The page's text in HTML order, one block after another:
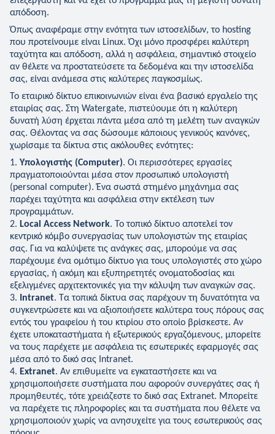
απόδοση.
Όπως αναφέραμε στην ενότητα των ιστοσελίδων, το hosting
που προτείνουμε είναι Linux. Όχι μόνο προσφέρει καλύτερη
ταχύτητα και απόδοση, αλλά η ασφάλεια, σημαντικό στοιχείο
αν θέλετε να προστατεύσετε τα δεδομένα και την ιστοσελίδα
σας, είναι ανάμεσα στις καλύτερες παγκοσμίως.
Το εταιρικό δίκτυο επικοινωνιών είναι ένα βασικό εργαλείο της
εταιρίας σας. Στη Watergate, πιστεύουμε ότι η καλύτερη
δυνατή λύση έρχεται πάντα μέσα από τη μελέτη των αναγκών
σας. Θέλοντας να σας δώσουμε κάποιους γενικούς κανόνες,
χωρίσαμε τα δίκτυα στις ακόλουθες ενότητες:
Υπολογιστής (Computer). Οι περισσότερες εργασίες
πραγματοποιούνται μέσα στον προσωπικό υπολογιστή
(personal computer). Ένα σωστά στημένο μηχάνημα σας
παρέχει ταχύτητα και ασφάλεια στην εκτέλεση των
προγραμμάτων.
Local Access Network. Το τοπικό δίκτυο αποτελεί τον
κεντρικό κόμβο συνεργασίας των υπολογιστών της εταιρίας
σας. Για να καλύψετε τις ανάγκες σας, μπορούμε να σας
παρέχουμε ένα ομότιμο δίκτυο για τους υπολογιστές στο χώρο
εργασίας, ή ακόμη και εξυπηρετητές ονοματοδοσίας και
εξελιγμένες αρχιτεκτονικές για την κάλυψη των αναγκών σας.
Intranet. Τα τοπικά δίκτυα σας παρέχουν τη δυνατότητα να
συγκεντρώσετε και να αξιοποιήσετε καλύτερα τους πόρους σας
εντός του γραφείου ή του κτιρίου στο οποίο βρίσκεστε. Αν
έχετε υποκαταστήματα ή εξωτερικούς εργαζόμενους, μπορείτε
να τους παρέχετε με ασφάλεια τις εσωτερικές εφαρμογές σας
μέσα από το δικό σας Intranet.
Extranet. Αν επιθυμείτε να εγκαταστήσετε και να
χρησιμοποιήσετε συστήματα που αφορούν συνεργάτες σας ή
προμηθευτές, τότε χρειάζεστε το δικό σας Extranet. Μπορείτε
να παρέχετε τις πληροφορίες και τα συστήματα που θέλετε να
χρησιμοποιούν χωρίς να ανησυχείτε για τους εσωτερικούς σας